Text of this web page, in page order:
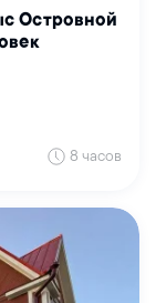
Островной
8 часов